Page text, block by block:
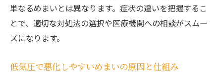
低気圧不調で受診時に伝えるべき症状のま
とめ
ふわふわ感や吐き気を伴う場合に考えたい要因
由
単なるめまいとは異なります。症状の違いを把握するこ
とで、適切な対処法の選択や医療機関への相談がスムー
ズになります。
低気圧で悪化しやすいめまいの原因と仕組み